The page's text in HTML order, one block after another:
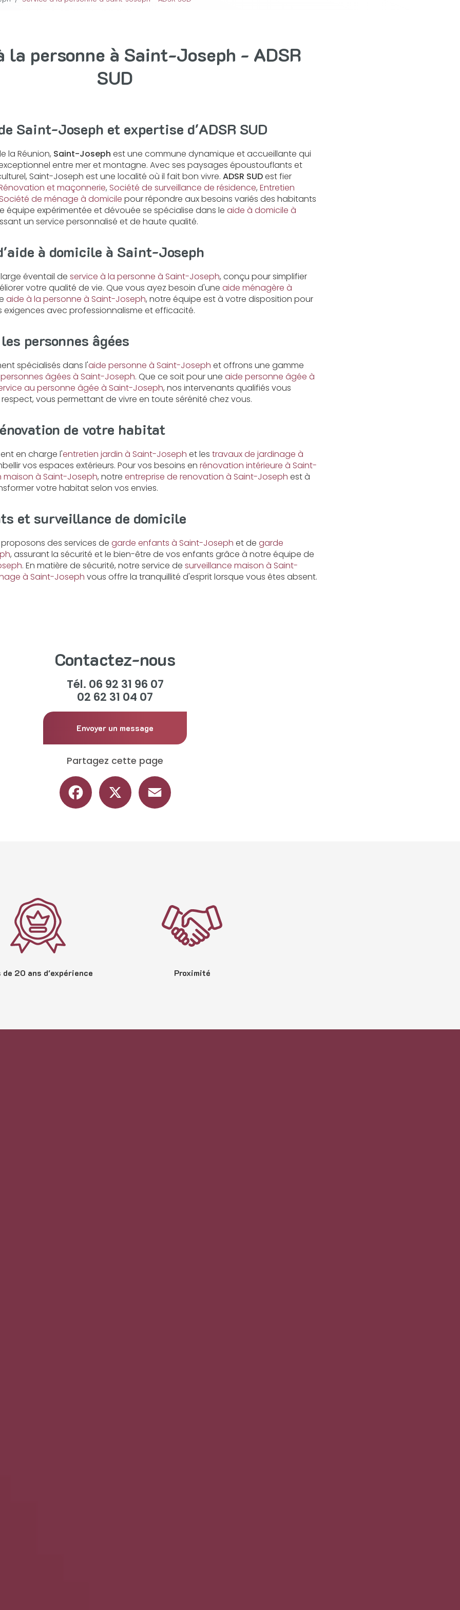
la personne à Saint-Joseph - ADSR
SUD
Saint-Joseph et expertise d'ADSR SUD
la Réunion, Saint-Joseph est une commune dynamique et accueillante qui
entre mer et montagne. Avec ses paysages époustouflants et
Saint-Joseph est une localité où il fait bon vivre. ADSR SUDest fier
et maçonnerie, Société de surveillance de résidence, Entretien
de ménage à domicile pour répondre aux besoins variés des habitants
équipe expérimentée et dévouée se spécialise dans le aide à domicile à
un service personnalisé et de haute qualité.
à domicile à Saint-Joseph
large éventail de service à la personne à Saint-Joseph, conçu pour simplifier
votre qualité de vie. Que vous ayez besoin d'une aide ménagère à
aide à la personne à Saint-Joseph, notre équipe est à votre disposition pour
avec professionnalisme et efficacité.
personnes âgées
spécialisés dans l'aide personne à Saint-Joseph et offrons une gamme
âgées à Saint-Joseph. Que ce soit pour une aide personne âgée à
au personne âgée à Saint-Joseph, nos intervenants qualifiés vous
vous permettant de vivre en toute sérénité chez vous.
de votre habitat
en charge l'entretien jardin à Saint-Joseph et les travaux de jardinage à
vos espaces extérieurs. Pour vos besoins en rénovation intérieure à Saint-
maison à Saint-Joseph, notre entreprise de renovation à Saint-Joseph est à
votre habitat selon vos envies.
et surveillance de domicile
des services de garde enfants à Saint-Joseph et de garde
, assurant la sécurité et le bien-être de vos enfants grâce à notre équipe de
. En matière de sécurité, notre service de surveillance maison à Saint-
à Saint-Joseph vous offre la tranquillité d'esprit lorsque vous êtes absent.
Contactez-nous
Tél. 06 92 31 96 07
02 62 31 04 07
Envoyer un message
Partagez cette page
Facebook
de 20 ans d'expérience Proximité